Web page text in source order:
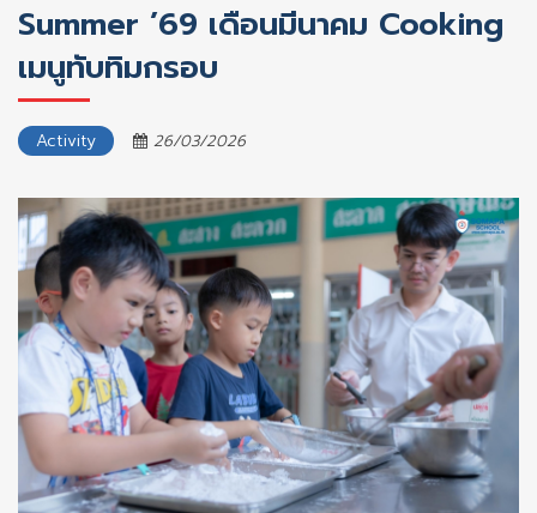
Summer ’69 เดือนมีนาคม Cooking
เมนูทับทิมกรอบ
Activity 26/03/2026